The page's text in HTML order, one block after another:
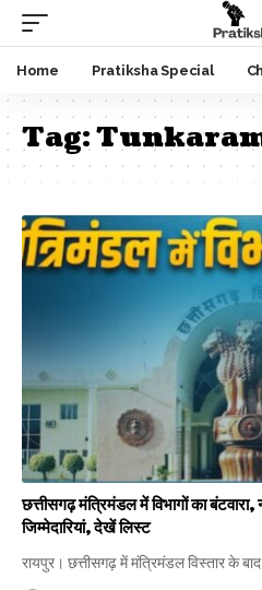
Home Pratiksha Special
Tag:
छत्तीसगढ़ मंत्रिमंडल में विभागों का
जिम्मेदारियां, देखें लिस्ट
रायपुर। छत्तीसगढ़ में मंत्रिमंडल विस्तार के बाद